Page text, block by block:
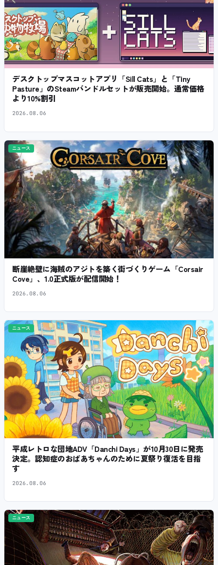
デスクトップマスコットアプリ「Sill Cats」と「Tiny
Pasture」のSteamバンドルセットが販売開始。通常価格
より10%割引
2026.08.06
ニュース
断崖絶壁に海賊のアジトを築く街づくりゲーム「Corsair
Cove」、1.0正式版が配信開始！
2026.08.06
ニュース
平成レトロな団地ADV「Danchi Days」が10月30日に発売
決定。認知症のおばあちゃんのために夏祭り復活を目指
す
2026.08.06
ニュース